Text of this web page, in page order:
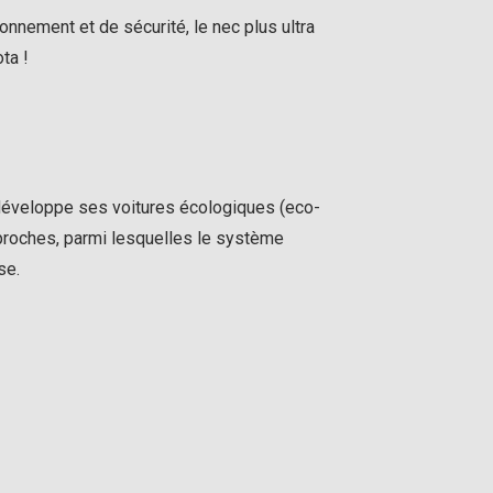
et de sécurité, le nec plus ultra
!
ses voitures écologiques (eco-
parmi lesquelles le système